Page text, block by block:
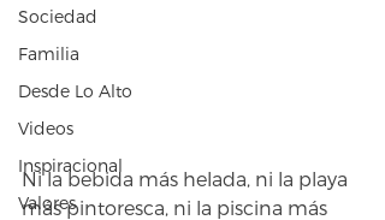
Sociedad
Familia
Desde Lo Alto
Videos
Inspiracional
Valores
Ni la bebida más helada, ni la playa
más pintoresca, ni la piscina más